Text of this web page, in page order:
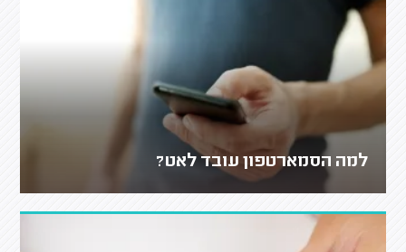
למה הסמארטפון עובד לאט?